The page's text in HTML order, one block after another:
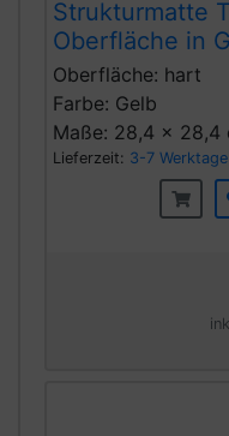
Strukturmatte
Oberfläche in
Oberfläche: hart
Farbe: Gelb
Maße: 28,4 x 28,4
Lieferzeit: 3-7 Werktage